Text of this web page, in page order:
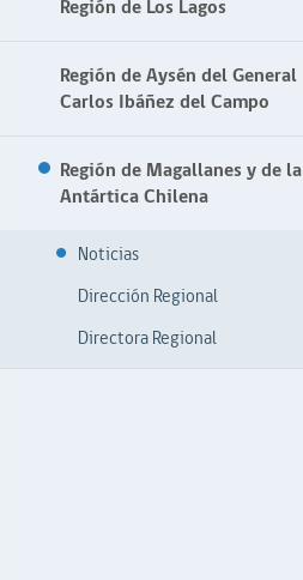
Región de Los Lagos
Región de Aysén del General
Carlos Ibáñez del Campo
Región de Magallanes y de la
Antártica Chilena
Noticias
Dirección Regional
Directora Regional